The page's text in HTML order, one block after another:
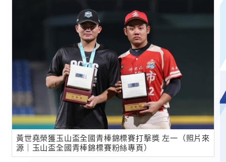
黃世堯榮獲玉山盃全國青棒錦標賽打擊獎 左一（照片來
源｜玉山盃全國青棒錦標賽粉絲專頁）